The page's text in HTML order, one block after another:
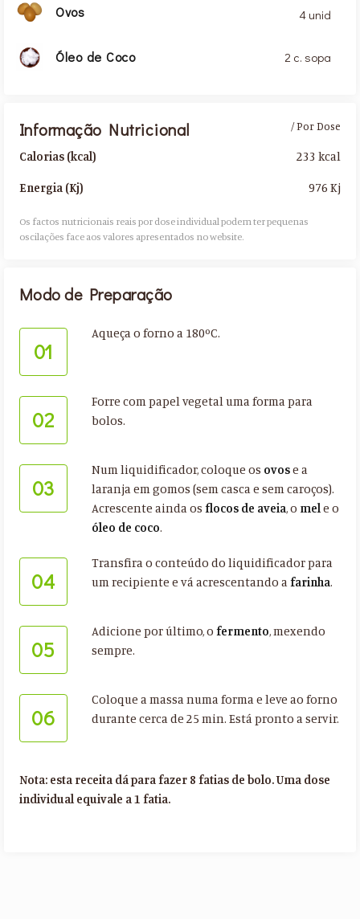
Ovos 4 unid
Óleo de Coco 2 c. sopa
Informação Nutricional
Calorias (kcal)
Energia (Kj)
/ Por Dose
233 kcal
976 Kj
Os factos nutricionais reais por dose individual podem ter pequenas
oscilações face aos valores apresentados no website.​
Modo de Preparação
01
Aqueça o forno a 180ºC.
02
Forre com papel vegetal uma forma para
bolos.
03
Num liquidificador, coloque os ovose a
laranja em gomos (sem casca e sem caroços).
Acrescente ainda os flocos de aveia, o mele o
óleo de coco.
04
Transfira o conteúdo do liquidificador para
um recipiente e vá acrescentando afarinha.
05
Adicione por último, o fermento, mexendo
sempre.
06
Coloque a massa numa forma e leve ao forno
durante cerca de 25 min. Está pronto a servir.
Nota: esta receita dá para fazer 8 fatias de bolo. Uma dose
individual equivale a 1 fatia.